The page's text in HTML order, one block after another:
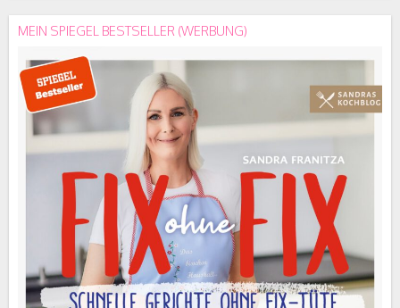
MEIN SPIEGEL BESTSELLER (WERBUNG)